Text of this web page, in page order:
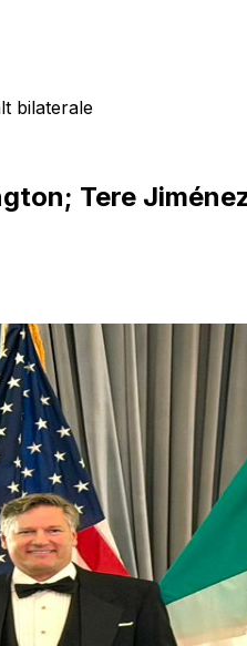
bilaterale
Tere